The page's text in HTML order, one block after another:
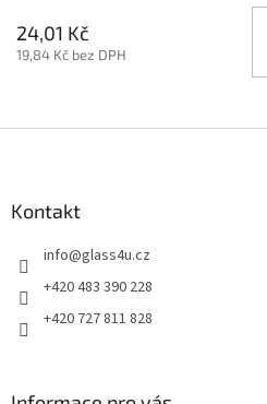
24,01 Kč
19,84 Kč bez DPH
Kontakt
info@glass4u.cz
+420 483 390 228
+420 727 811 828